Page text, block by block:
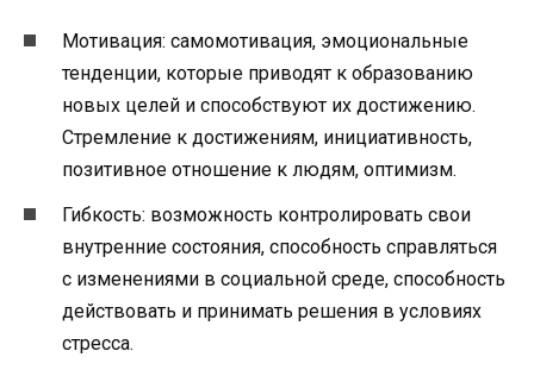
Мотивация: самомотивация, эмоциональные
тенденции, которые приводят к образованию
новых целей и способствуют их достижению.
Стремление к достижениям, инициативность,
позитивное отношение к людям, оптимизм.
Гибкость: возможность контролировать свои
внутренние состояния, способность справляться
с изменениями в социальной среде, способность
действовать и принимать решения в условиях
стресса.